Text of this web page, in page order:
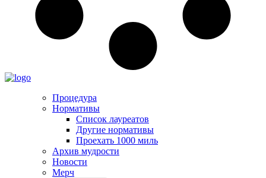
Процедура
Нормативы
Список лауреатов
Другие нормативы
Проехать 1000 миль
Архив мудрости
Новости
Мерч